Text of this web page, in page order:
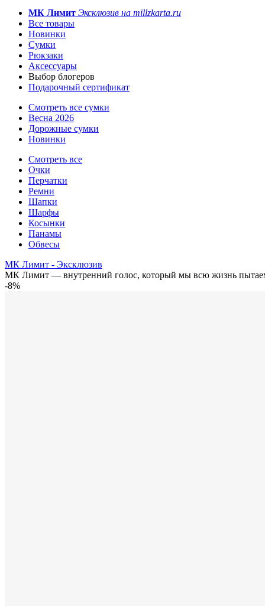
МК Лимит Эксклюзив на millzkarta.ru
Все товары
Новинки
Сумки
Рюкзаки
Аксессуары
Выбор блогеров
Подарочный сертификат
Смотреть все сумки
Весна 2026
Дорожные сумки
Новинки
Смотреть все
Очки
Перчатки
Ремни
Шапки
Шарфы
Косынки
Панамы
Обвесы
МК Лимит - Эксклюзив
МК Лимит — внутренний голос, который мы всю жизнь
-8%